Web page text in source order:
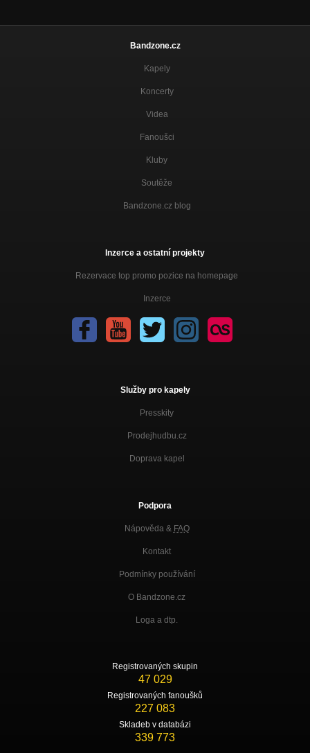
Bandzone.cz
Kapely
Koncerty
Videa
Fanoušci
Kluby
Soutěže
Bandzone.cz blog
Inzerce a ostatní projekty
Rezervace top promo pozice na homepage
Inzerce
Služby pro kapely
Presskity
Prodejhudbu.cz
Doprava kapel
Podpora
Nápověda & FAQ
Kontakt
Podmínky používání
O Bandzone.cz
Loga a dtp.
Registrovaných skupin
47 029
Registrovaných fanoušků
227 083
Skladeb v databázi
339 773